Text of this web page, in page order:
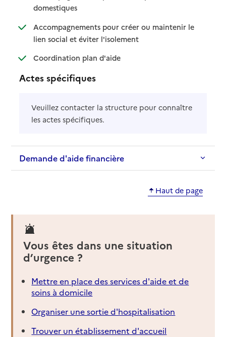
domestiques: disponible
: non disponible
Accompagnements pour créer ou maintenir le
lien social et éviter l'isolement: disponible
: non disponible
Coordination plan d'aide: disponible
: non disponible
Actes spécifiques
Veuillez contacter la structure pour connaître
les actes spécifiques.
Demande d'aide financière
Haut de page
Vous êtes dans une situation
d’urgence ?
Mettre en place des services d'aide et de
soins à domicile
Organiser une sortie d'hospitalisation
Trouver un établissement d'accueil